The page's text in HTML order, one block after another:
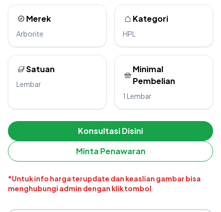
Merek
Arborite
Kategori
HPL
Satuan
Lembar
Minimal
Pembelian
1 Lembar
Konsultasi Disini
Minta Penawaran
*Untuk info harga terupdate dan keaslian gambar bisa
menghubungi admin dengan klik tombol